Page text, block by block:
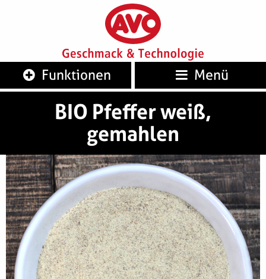
AVO
Funktionen Menü
BIO Pfeffer weiß,
gemahlen